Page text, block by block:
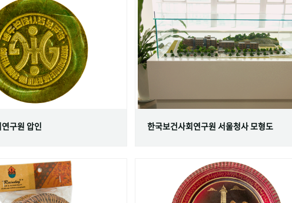
구원 압인 한국보건사회연구원 서울청사 모형도